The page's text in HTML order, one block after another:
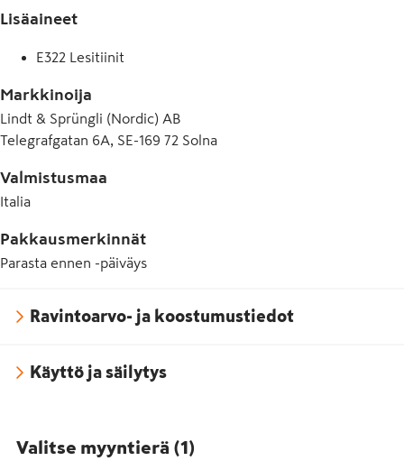
Lisäaineet
E322 Lesitiinit
Markkinoija
Lindt & Sprüngli (Nordic) AB
Telegrafgatan 6A, SE-169 72 Solna
Valmistusmaa
Italia
Pakkausmerkinnät
Parasta ennen -päiväys
Ravintoarvo- ja koostumustiedot
Käyttö ja säilytys
Valitse myyntierä (1)